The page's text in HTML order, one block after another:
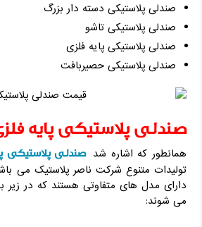
صندلی پلاستیکی دسته دار بزرگ
صندلی پلاستیکی تاشو
صندلی پلاستیکی پایه فلزی
صندلی پلاستیکی حصیربافت
صندلی پلاستیکی پایه
همانطور که اشاره شد صندلی پلاستیکی
تولیدات متنوع شرکت ناصر پلاستیک می
دارای مدل های متفاوتی هستند که در
می ‌شوند: